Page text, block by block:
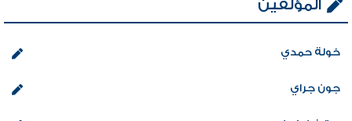
المؤلفين
خولة حمدي
جون جراي